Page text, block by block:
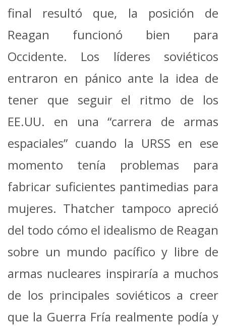
final resultó que, la posición de
Reagan funcionó bien para
Occidente. Los líderes soviéticos
entraron en pánico ante la idea de
tener que seguir el ritmo de los
EE.UU. en una “carrera de armas
espaciales” cuando la URSS en ese
momento tenía problemas para
fabricar suficientes pantimedias para
mujeres. Thatcher tampoco apreció
del todo cómo el idealismo de Reagan
sobre un mundo pacífico y libre de
armas nucleares inspiraría a muchos
de los principales soviéticos a creer
que la Guerra Fría realmente podía y